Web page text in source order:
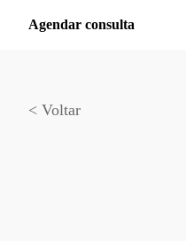
Agendar consulta
< Voltar